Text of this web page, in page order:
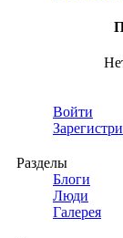
Войти
Разделы
Блоги
Люди
Галерея